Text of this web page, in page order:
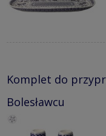
Komplet do
Bolesławcu